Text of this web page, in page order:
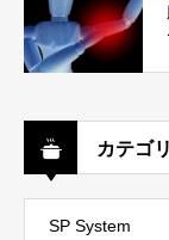
カテゴ
SP System